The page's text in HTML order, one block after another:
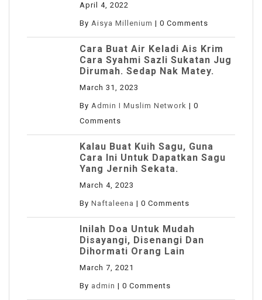
April 4, 2022
By Aisya Millenium | 0 Comments
Cara Buat Air Keladi Ais Krim
Cara Syahmi Sazli Sukatan Jug
Dirumah. Sedap Nak Matey.
March 31, 2023
By Admin I Muslim Network | 0
Comments
Kalau Buat Kuih Sagu, Guna
Cara Ini Untuk Dapatkan Sagu
Yang Jernih Sekata.
March 4, 2023
By Naftaleena | 0 Comments
Inilah Doa Untuk Mudah
Disayangi, Disenangi Dan
Dihormati Orang Lain
March 7, 2021
By admin | 0 Comments